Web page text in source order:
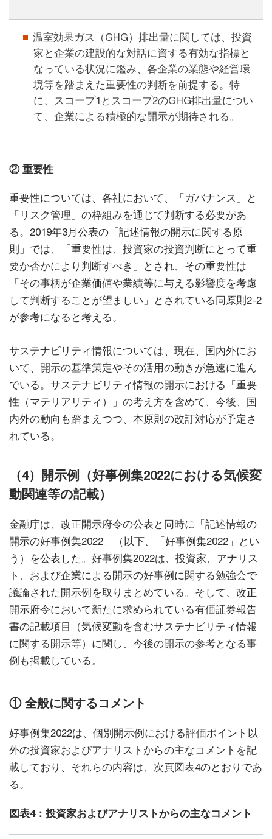
温室効果ガス（GHG）排出量に関しては、投資
家と企業の建設的な対話に資する有効な指標と
なっている状況に鑑み、各企業の業態や経営環
境等を踏まえた重要性の判断を前提する。特
に、スコープ1とスコープ2のGHG排出量につい
て、企業による積極的な開示が期待される。
② 重要性
重要性については、各社において、「ガバナンス」と
「リスク管理」の枠組みを通じて判断する必要があ
る。2019年3月公表の「記述情報の開示に関する原
則」では、「重要性は、投資家の投資判断にとって重
要か否かにより判断すべき」とされ、その重要性は
「その事柄が企業価値や業績等に与える影響度を考慮
して判断することが望ましい」とされている同原則2-2
が参考になると考える。
サステナビリティ情報については、現在、国内外にお
いて、開示の基準策定やその活用の動きが急速に進ん
でいる。サステナビリティ情報の開示における「重要
性（マテリアリティ）」の考え方を含めて、今後、国
内外の動向も踏まえつつ、本原則の改訂対応が予定さ
れている。
（4）開示例（好事例集2022における気候変
動関連等の記載）
金融庁は、改正開示府令の公表と同時に「記述情報の
開示の好事例集2022」（以下、「好事例集2022」とい
う）を公表した。好事例集2022は、投資家、アナリス
ト、および企業による開示の好事例に関する勉強会で
議論された開示例を取りまとめている。そして、改正
開示府令において新たに求められている有価証券報告
書の記載項目（気候変動を含むサステナビリティ情報
に関する開示等）に関し、今後の開示の参考となる事
例も掲載している。
① 全般に関するコメント
好事例集2022は、個別開示例における評価ポイント以
外の投資家およびアナリストからの主なコメントを記
載しており、それらの内容は、次頁図表4のとおりであ
る。
図表4：投資家およびアナリストからの主なコメント